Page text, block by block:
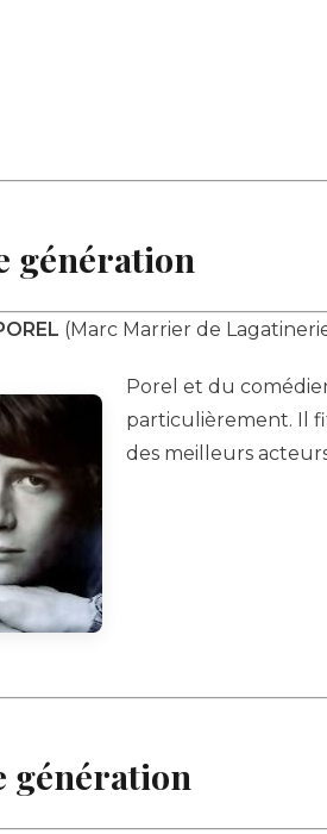
génération
(Marc Marrier de
Porel et du
particulièrement. Il
des meilleurs
génération